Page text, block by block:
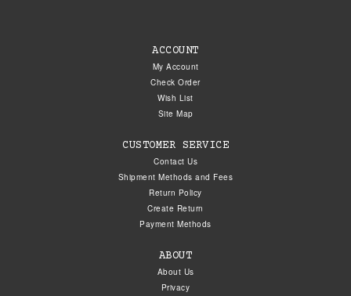
ACCOUNT
My Account
Check Order
Wish List
Site Map
CUSTOMER SERVICE
Contact Us
Shipment Methods and Fees
Return Policy
Create Return
Payment Methods
ABOUT
About Us
Privacy